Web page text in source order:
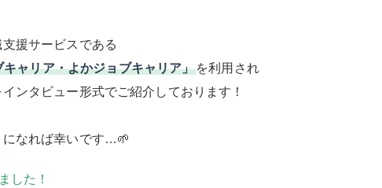
援サービスである
ャリア・よかジョブキャリア」 を利用され
ンタビュー形式でご紹介しております！
になれば幸いです…🌱
した！